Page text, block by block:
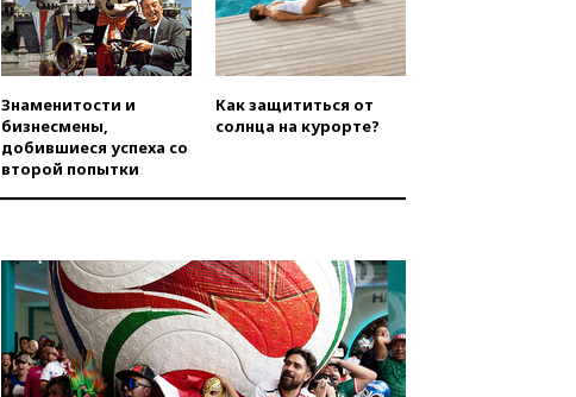
вчера, 19:15Путин обсудил с
Памфиловой подготовку к
единому дню голосования
отрицает перенос основной
логистики за пределы России
склад маркетплейса Rozetka
лишился роли в фильме
Барри Левинсона на фоне
обвинений в насилии
вчера, 18:28 Выборы ректора
ГИТИСа перенесены на «после
Знаменитости и
бизнесмены,
добившиеся успеха со
второй попытки
Как защититься от
солнца на курорте?